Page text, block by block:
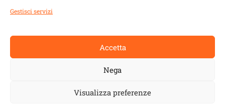
Gestisci servizi
Accetta
Nega
Visualizza preferenze
il blog è un progetto sostenuto da
Regione Toscana
Comune di Lucca
Fondazione Cassa di Risparmio di Lucca